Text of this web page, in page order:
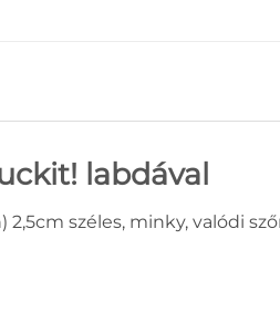
labdával
2,5cm széles, minky, valódi